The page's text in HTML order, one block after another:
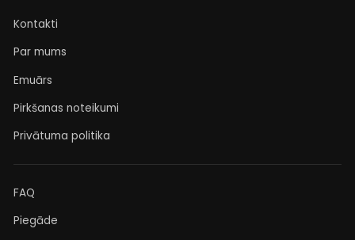
Kontakti
Par mums
Emuārs
Pirkšanas noteikumi
Privātuma politika
FAQ
Piegāde